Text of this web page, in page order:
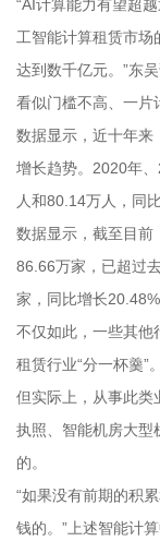
“AI计算能力有望超
工智能计算租赁市
达到数千亿元。”东吴
看似门槛不高、一片
数据显示，近十年来
增长趋势。2020年
人和80.14万人，同
数据显示，截至目前
86.66万家，已超过
家，同比增长20.48%
不仅如此，一些其他
租赁行业“分一杯羹”。
但实际上，从事此类
执照、智能机房大型
的。
“如果没有前期的积
钱的。”上述智能计